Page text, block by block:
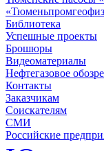
Библиотека
Успешные проекты
Брошюры
Видеоматериалы
Нефтегазовое
Контакты
Заказчикам
Соискателям
СМИ
Российские